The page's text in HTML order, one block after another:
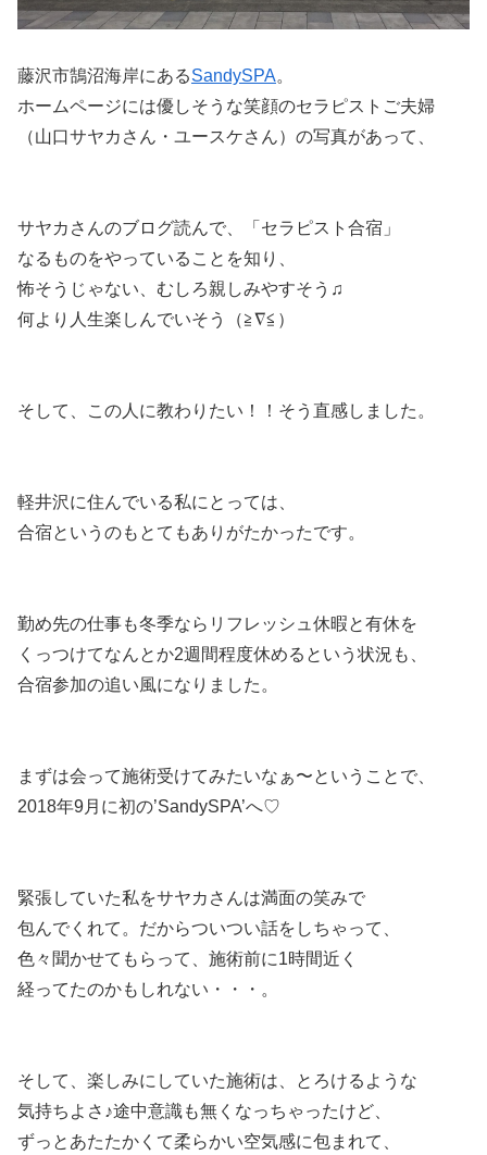
藤沢市鵠沼海岸にあるSandySPA。
ホームページには優しそうな笑顔のセラピストご夫婦
（山口サヤカさん・ユースケさん）の写真があって、
サヤカさんのブログ読んで、「セラピスト合宿」
なるものをやっていることを知り、
怖そうじゃない、むしろ親しみやすそう♫
何より人生楽しんでいそう（≧∇≦）
そして、この人に教わりたい！！そう直感しました。
軽井沢に住んでいる私にとっては、
合宿というのもとてもありがたかったです。
勤め先の仕事も冬季ならリフレッシュ休暇と有休を
くっつけてなんとか2週間程度休めるという状況も、
合宿参加の追い風になりました。
まずは会って施術受けてみたいなぁ〜ということで、
2018年9月に初の’SandySPA’へ♡
緊張していた私をサヤカさんは満面の笑みで
包んでくれて。だからついつい話をしちゃって、
色々聞かせてもらって、施術前に1時間近く
経ってたのかもしれない・・・。
そして、楽しみにしていた施術は、とろけるような
気持ちよさ♪途中意識も無くなっちゃったけど、
ずっとあたたかくて柔らかい空気感に包まれて、